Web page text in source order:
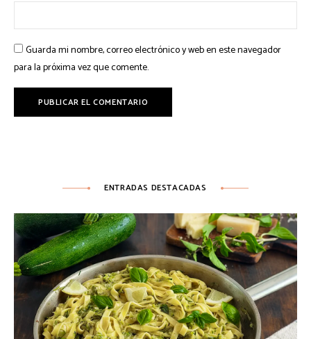
Guarda mi nombre, correo electrónico y web en este navegador
para la próxima vez que comente.
ENTRADAS DESTACADAS